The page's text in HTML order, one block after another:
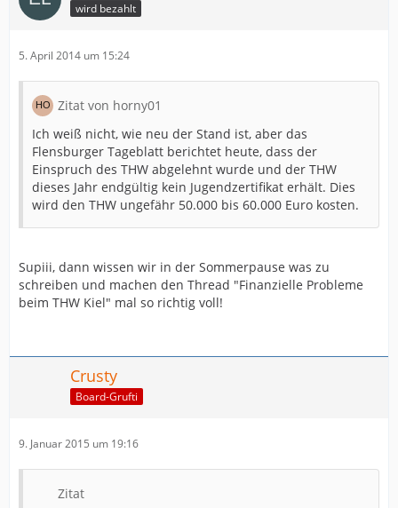
wird bezahlt
5. April 2014 um 15:24
Zitat von horny01
Ich weiß nicht, wie neu der Stand ist, aber das
Flensburger Tageblatt berichtet heute, dass der
Einspruch des THW abgelehnt wurde und der THW
dieses Jahr endgültig kein Jugendzertifikat erhält. Dies
wird den THW ungefähr 50.000 bis 60.000 Euro kosten.
Supiii, dann wissen wir in der Sommerpause was zu
schreiben und machen den Thread "Finanzielle Probleme
beim THW Kiel" mal so richtig voll!
Crusty
Board-Grufti
9. Januar 2015 um 19:16
Zitat